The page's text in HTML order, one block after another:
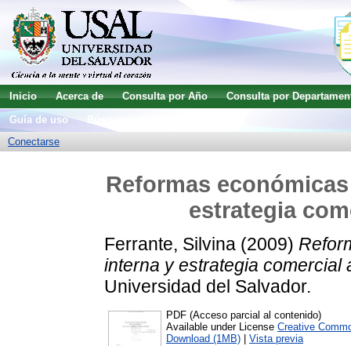
Inicio Acerca de Consulta por Año
Consulta por
Guía de uso
Conectarse
Reformas
estrategia
Ferrante, Silvina (2009)
interna y estrategia comercial
Universidad del Salvador.
PDF (Acceso parcial al contenido)
Available under License Creative
Download (1MB)
Vista previa